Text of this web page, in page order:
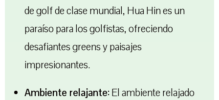
de golf de clase mundial, Hua Hin es un
paraíso para los golfistas, ofreciendo
desafiantes greens y paisajes
impresionantes.
Ambiente relajante:El ambiente relajado